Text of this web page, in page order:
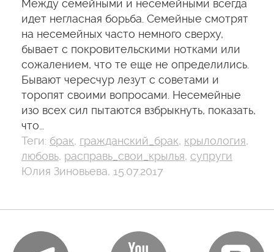
Между семейными и несемейными всегда
идет негласная борьба. Семейные смотрят
на несемейных часто немного сверху,
бывает с покровительскими нотками или
сожалением, что те еще не определились.
Бывают чересчур лезут с советами и
торопят своими вопросами. Несемейные
изо всех сил пытаются взбрыкнуть, показать,
что…
Теги: брак, гражданский_брак, крылология,
любовь, расправь_свои_крылья, супруги
Юлия Зиновьева, 15.07.2017